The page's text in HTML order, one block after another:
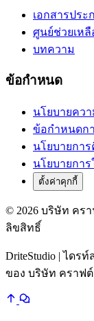
เอกสารประ
ศูนย์ช่วยเหลื
บทความ
ข้อกำหนด
นโยบายคว
ข้อกำหนดก
นโยบายการ
นโยบายกา
ตั้งค่าคุกกี้
© 2026 บริษัท คร
ลิขสิทธิ์
DriteStudio | ไดร
ของ บริษัท คราฟต์